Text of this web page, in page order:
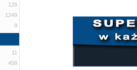
129
1249
9
11
458